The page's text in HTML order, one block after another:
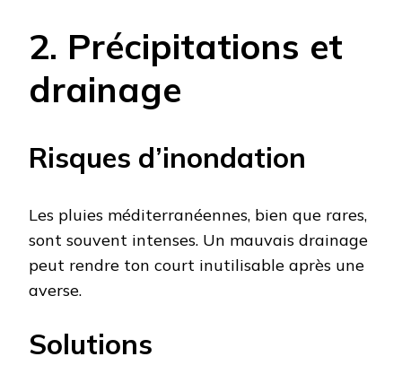
2. Précipitations et
drainage
Risques d’inondation
Les pluies méditerranéennes, bien que rares,
sont souvent intenses. Un mauvais drainage
peut rendre ton court inutilisable après une
averse.
Solutions